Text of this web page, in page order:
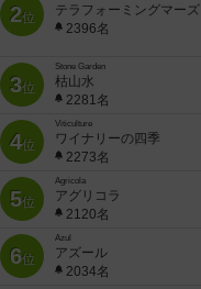
2位
テラフォーミングマーズ
2396名
3位
Stone Garden
枯山水
2281名
4位
Viticulture
ワイナリーの四季
2273名
5位
Agricola
アグリコラ
2120名
6位
Azul
アズール
2034名